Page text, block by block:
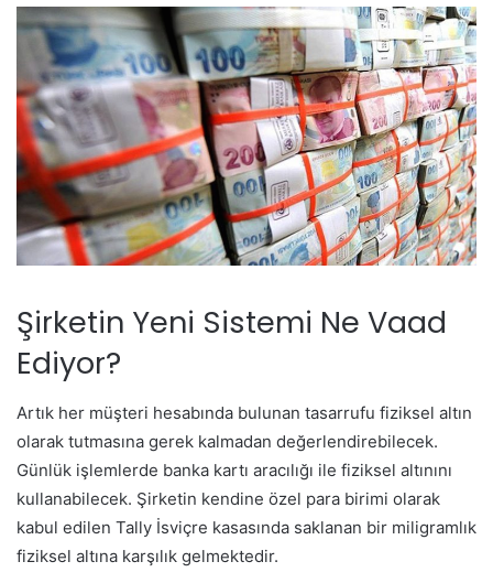
Şirketin Yeni Sistemi Ne Vaad
Ediyor?
Artık her müşteri hesabında bulunan tasarrufu fiziksel altın
olarak tutmasına gerek kalmadan değerlendirebilecek.
Günlük işlemlerde banka kartı aracılığı ile fiziksel altınını
kullanabilecek. Şirketin kendine özel para birimi olarak
kabul edilen Tally İsviçre kasasında saklanan bir miligramlık
fiziksel altına karşılık gelmektedir.